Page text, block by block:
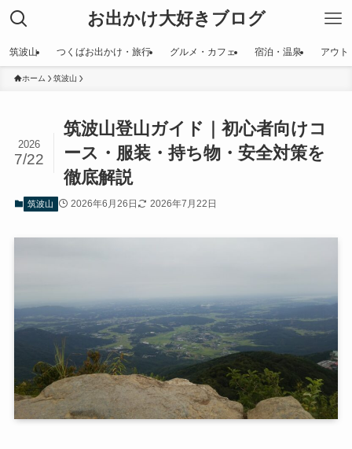
お出かけ大好きブログ
筑波山 つくばお出かけ・旅行 グルメ・カフェ 宿泊・温泉 アウト
ホーム 筑波山
筑波山登山ガイド｜初心者向けコ
ース・服装・持ち物・安全対策を
徹底解説
2026
7/22
筑波山 2026年6月26日 2026年7月22日